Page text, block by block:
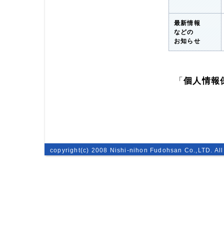
最新情報
などの
お知らせ
「個人情報
copyright(c) 2008 Nishi-nihon Fudohsan Co.,LTD.